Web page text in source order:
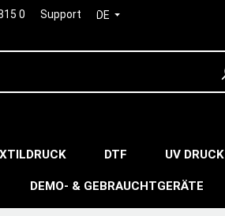
0 Support DE
DTF UV DRUCK
DEMO- & GEBRAUCHTGERÄTE